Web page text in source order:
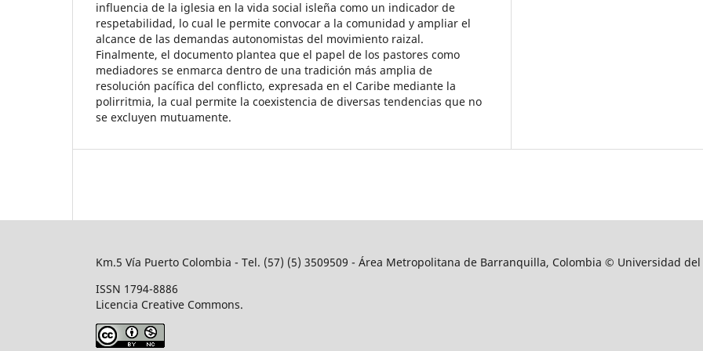
influencia de la iglesia en la vida social isleña como un indicador de
respetabilidad, lo cual le permite convocar a la comunidad y ampliar el
alcance de las demandas autonomistas del movimiento raizal.
Finalmente, el documento plantea que el papel de los pastores como
mediadores se enmarca dentro de una tradición más amplia de
resolución pacífica del conflicto, expresada en el Caribe mediante la
polirritmia, la cual permite la coexistencia de diversas tendencias que no
se excluyen mutuamente.
Km.5 Vía Puerto Colombia - Tel. (57) (5) 3509509 - Área Metropolitana de Barranquilla, Colombia © Universidad
ISSN 1794-8886
Licencia Creative Commons.